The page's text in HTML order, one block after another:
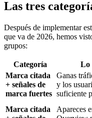
Las tres
Después de implementar
que va de 2026, hemos
grupos:
Categoría Lo
Marca citada
+ señales de
marca fuertes
Ganas
y los
suficiente
Marca citada
Apareces